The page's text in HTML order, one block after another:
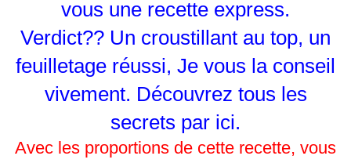
vous une recette express.
Verdict?? Un croustillant au top, un
feuilletage réussi, Je vous la conseil
vivement. Découvrez tous les
secrets par ici.
Avec les proportions de cette recette, vous